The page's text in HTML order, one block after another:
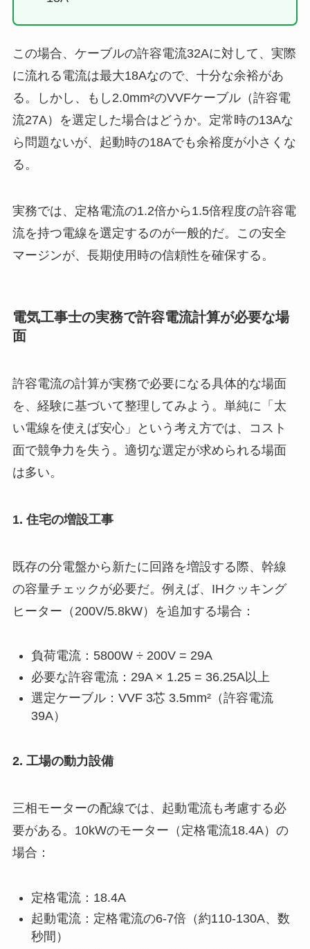
この場合、ケーブルの許容電流32Aに対して、実際
に流れる電流は最大18Aなので、十分な余裕があ
る。しかし、もし2.0mm²のVVFケーブル（許容電
流27A）を選定した場合はどうか。定常時の13Aな
ら問題ないが、起動時の18Aでも余裕度が小さくな
る。
実務では、定格電流の1.2倍から1.5倍程度の許容電
流を持つ電線を選定するのが一般的だ。この安全
マージンが、長期使用時の信頼性を確保する。
電気工事士の実務で許容電流計算が必要な場
面
許容電流の計算が実務で必要になる具体的な場面
を、経験に基づいて整理してみよう。単純に「太
い電線を使えば安心」という考え方では、コスト
面で競争力を失う。適切な選定が求められる場面
は多い。
1. 住宅の増設工事
既存の分電盤から新たに回路を増設する際、幹線
の容量チェックが必要だ。例えば、IHクッキング
ヒーター（200V/5.8kW）を追加する場合：
負荷電流：5800W ÷ 200V = 29A
必要な許容電流：29A × 1.25 = 36.25A以上
選定ケーブル：VVF 3芯 3.5mm²（許容電流
39A）
2. 工場の動力設備
三相モーターの配線では、起動電流も考慮する必
要がある。10kWのモーター（定格電流18.4A）の
場合：
定格電流：18.4A
起動電流：定格電流の6-7倍（約110-130A、数
秒間）